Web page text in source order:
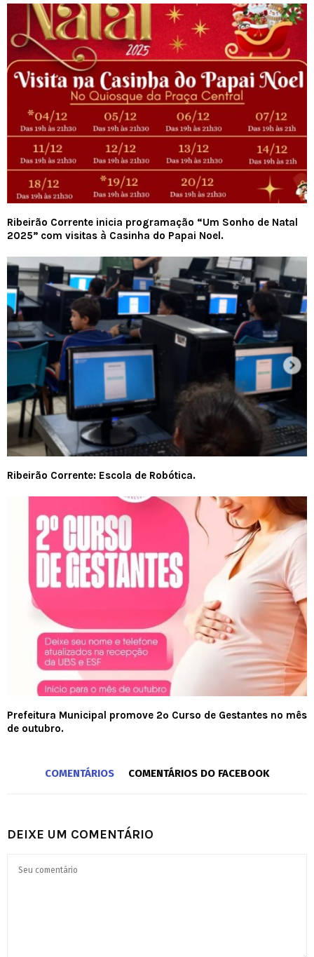
Ribeirão Corrente inicia programação “Um Sonho de Natal
2025” com visitas à Casinha do Papai Noel.
Ribeirão Corrente: Escola de Robótica.
Prefeitura Municipal promove 2º Curso de Gestantes no mês
de outubro.
COMENTÁRIOS COMENTÁRIOS DO FACEBOOK
DEIXE UM COMENTÁRIO